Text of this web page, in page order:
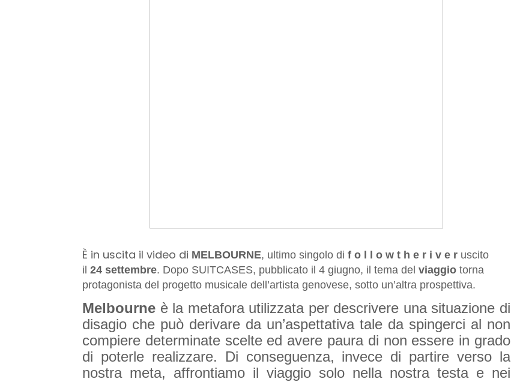
È in uscita il video di MELBOURNE, ultimo singolo di f o l l o w t h e r i v e r uscito
il 24 settembre. Dopo SUITCASES, pubblicato il 4 giugno, il tema del viaggio torna
protagonista del progetto musicale dell’artista genovese, sotto un’altra prospettiva.
Melbourne è la metafora utilizzata per descrivere una situazione di
disagio che può derivare da un’aspettativa tale da spingerci al non
compiere determinate scelte ed avere paura di non essere in grado
di poterle realizzare. Di conseguenza, invece di partire verso la
nostra meta, affrontiamo il viaggio solo nella nostra testa e nei